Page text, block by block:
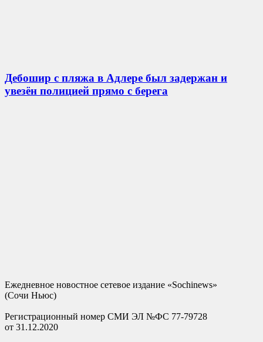
Дебошир с пляжа в Адлере был задержан и
увезён полицией прямо с берега
Ежедневное новостное сетевое издание «Sochinews»
(Сочи Ньюс)
Регистрационный номер СМИ ЭЛ №ФС 77-79728
от 31.12.2020